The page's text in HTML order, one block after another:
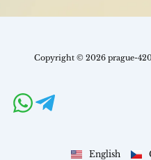
Copyright © 2026 prague-
English